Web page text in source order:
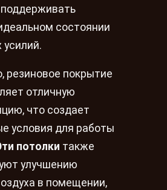
состоянии
усилий.
резиновое покрытие
отличную
что создает
условия для работы
потолки также
улучшению
в помещении,